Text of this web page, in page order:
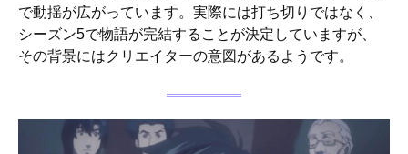
で動揺が広がっています。実際には打ち切りではなく、
シーズン5で物語が完結することが決定していますが、
その背景にはクリエイターの意図があるようです。